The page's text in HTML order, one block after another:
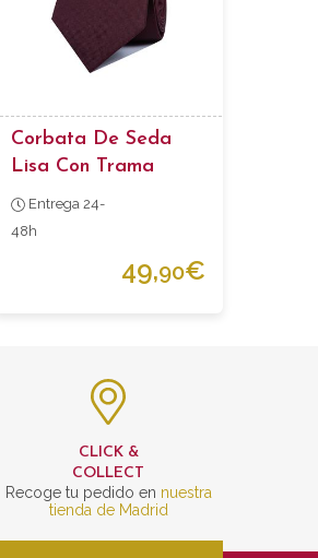
Corbata De Seda
Lisa Con Trama
Burdeos Oscuro
Entrega 24-
48h
49,90€
CLICK &
COLLECT
Recoge tu pedido en nuestra
tienda de Madrid